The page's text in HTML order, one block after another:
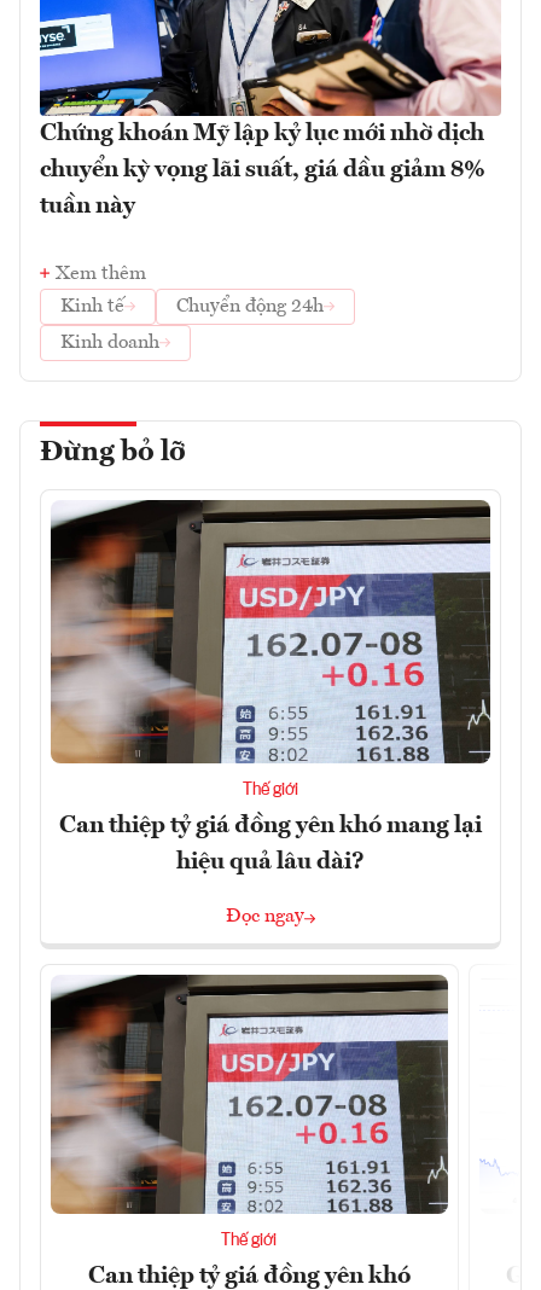
Chứng khoán Mỹ lập kỷ lục mới nhờ dịch
chuyển kỳ vọng lãi suất, giá dầu giảm 8%
tuần này
Xem thêm
Kinh tế
Chuyển động 24h
Kinh doanh
Đừng bỏ lỡ
Thế giới
Can thiệp tỷ giá đồng yên khó mang lại
hiệu quả lâu dài?
Đọc ngay
Thế giới
Can thiệp tỷ giá đồng yên khó